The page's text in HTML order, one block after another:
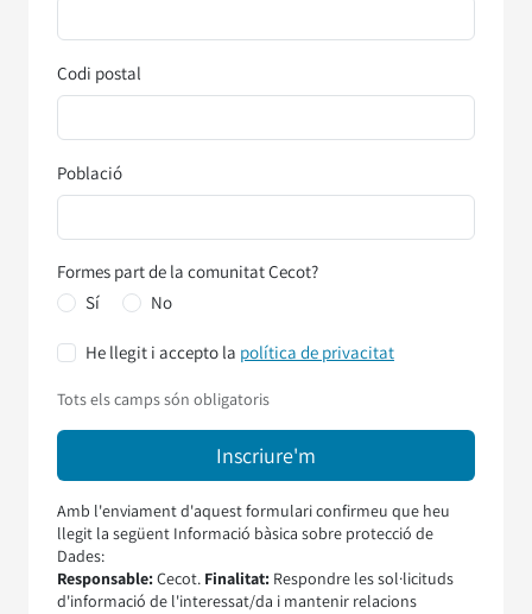
Codi postal
Població
Formes part de la comunitat Cecot?
Sí
No
He llegit i accepto la política de privacitat
Tots els camps són obligatoris
Amb l'enviament d'aquest formulari confirmeu que heu
llegit la següent Informació bàsica sobre protecció de
Dades:
Responsable:Cecot. Finalitat: Respondre les sol·licituds
d'informació de l'interessat/da i mantenir relacions